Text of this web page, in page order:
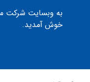
به وبسایت شرکت
خوش آمدید.